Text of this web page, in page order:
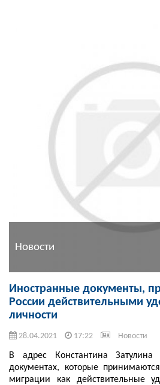
Новости
Иностранные документы,
России действительными
личности
28.04.2021 17:22 Новости
В адрес Константина
документах, которые
миграции как действительные